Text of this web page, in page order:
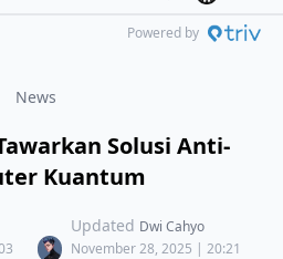
Powered by
News
Solusi Anti-
Kuantum
Updated Dwi Cahyo
November 28, 2025 | 20:21